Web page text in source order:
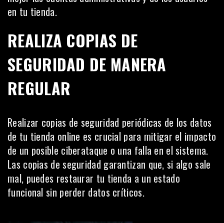
en tu tienda.
REALIZA COPIAS DE
SEGURIDAD DE MANERA
REGULAR
Realizar copias de seguridad periódicas de los datos
de tu tienda online es crucial para mitigar el impacto
de un posible ciberataque o una falla en el sistema.
Las copias de seguridad garantizan que, si algo sale
mal, puedes restaurar tu tienda a un estado
funcional sin perder datos críticos.